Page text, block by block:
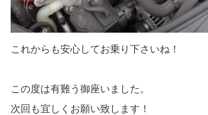
これからも安心してお乗り下さいね！
この度は有難う御座いました。
次回も宜しくお願い致します！